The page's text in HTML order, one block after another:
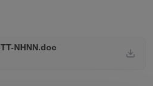
NHNN.doc